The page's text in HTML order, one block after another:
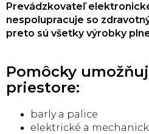
Prevádzkovateľ
nespolupracuje so
preto sú všetky výrobky
Pomôcky
priestore:
barly a palice
elektrické a